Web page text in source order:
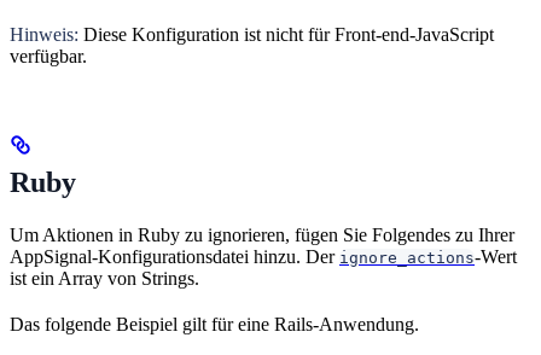
Hinweis: Diese Konfiguration ist nicht für Front-end-JavaScript
verfügbar.
Ruby
Um Aktionen in Ruby zu ignorieren, fügen Sie Folgendes zu Ihrer
AppSignal-Konfigurationsdatei hinzu. Der ignore_actions-Wert
ist ein Array von Strings.
Das folgende Beispiel gilt für eine Rails-Anwendung.